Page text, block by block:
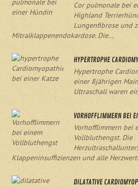
Cor pulmonale bei
Highland
Lungenfibrose und
Mitralklappenendokardose. Die...
HYPERTROPHE
Hypertrophe
einer 8jährigen
Ultraschall waren
VORHOFFLIMMERN BEI
Vorhofflimmern bei
Vollbluthengst. Die
Klappeninsuffizienzen und alle
DILATATIVE